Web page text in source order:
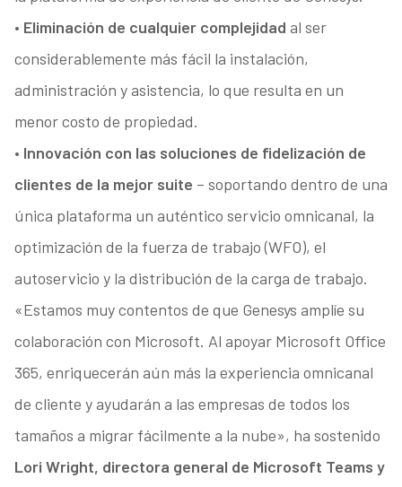
• Eliminación de cualquier complejidad al ser
considerablemente más fácil la instalación,
administración y asistencia, lo que resulta en un
menor costo de propiedad.
• Innovación con las soluciones de fidelización de
clientes de la mejor suite – soportando dentro de una
única plataforma un auténtico servicio omnicanal, la
optimización de la fuerza de trabajo (WFO), el
autoservicio y la distribución de la carga de trabajo.
«Estamos muy contentos de que Genesys amplíe su
colaboración con Microsoft. Al apoyar Microsoft Office
365, enriquecerán aún más la experiencia omnicanal
de cliente y ayudarán a las empresas de todos los
tamaños a migrar fácilmente a la nube», ha sostenido
Lori Wright, directora general de Microsoft Teams y